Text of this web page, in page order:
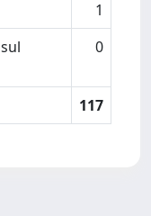
1
0
117